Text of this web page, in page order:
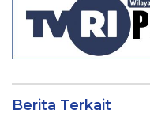
Berita Terkait